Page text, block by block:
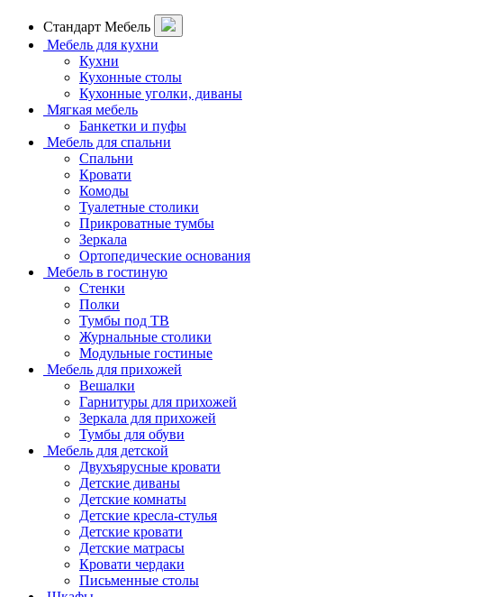
Стандарт Мебель
Мебель для кухни
Кухни
Кухонные столы
Кухонные уголки, диваны
Мягкая мебель
Банкетки и пуфы
Мебель для спальни
Спальни
Кровати
Комоды
Туалетные столики
Прикроватные тумбы
Зеркала
Ортопедические основания
Мебель в гостиную
Стенки
Полки
Тумбы под ТВ
Журнальные столики
Модульные гостиные
Мебель для прихожей
Вешалки
Гарнитуры для прихожей
Зеркала для прихожей
Тумбы для обуви
Мебель для детской
Двухъярусные кровати
Детские диваны
Детские комнаты
Детские кресла-стулья
Детские кровати
Детские матрасы
Кровати чердаки
Письменные столы